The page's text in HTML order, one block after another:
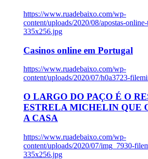
https://www.ruadebaixo.com/wp-
content/uploads/2020/08/apostas-
335x256.jpg
Casinos online em Portugal
https://www.ruadebaixo.com/wp-
content/uploads/2020/07/h0a3723-
O LARGO DO PAÇO É O
ESTRELA MICHELIN QUE
A CASA
https://www.ruadebaixo.com/wp-
content/uploads/2020/07/img_7930-
335x256.jpg